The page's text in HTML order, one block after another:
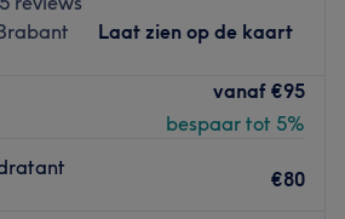
Laat zien op de kaart
vanaf €95
bespaar tot 5%
€80